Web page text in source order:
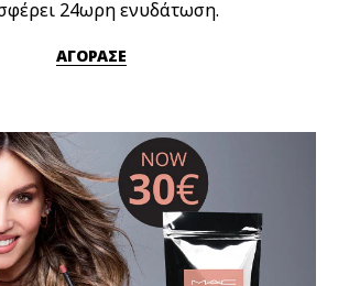
24ωρη ενυδάτωση.
ΑΓΟΡΑΣΕ